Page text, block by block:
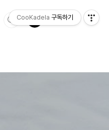
CooKadela 구독하기